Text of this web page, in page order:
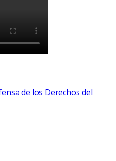
de los Derechos del